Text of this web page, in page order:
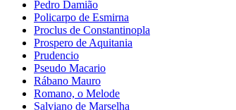
Pedro Damião
Policarpo de Esmirna
Proclus de Constantinopla
Prospero de Aquitania
Prudencio
Pseudo Macario
Rábano Mauro
Romano, o Melode
Salviano de Marselha